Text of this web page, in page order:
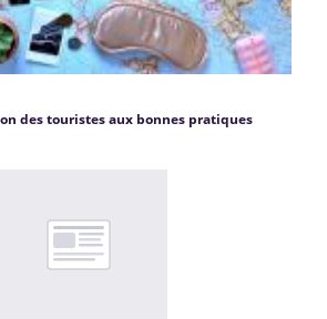
des touristes aux bonnes pratiques